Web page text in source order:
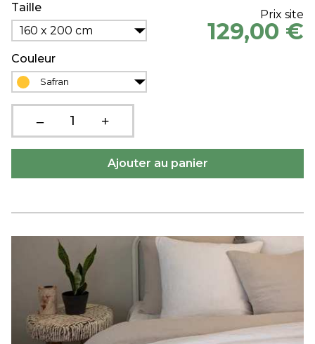
Taille
160 x 200 cm
Couleur
Safran
Prix site
129,00 €